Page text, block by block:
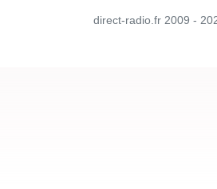
direct-radio.fr 2009 -